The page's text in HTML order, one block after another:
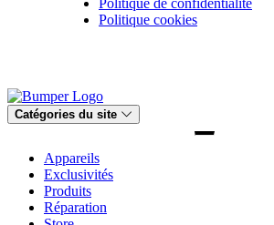
Politique de confidentialité
Politique cookies
Catégories du site
Appareils
Exclusivités
Produits
Réparation